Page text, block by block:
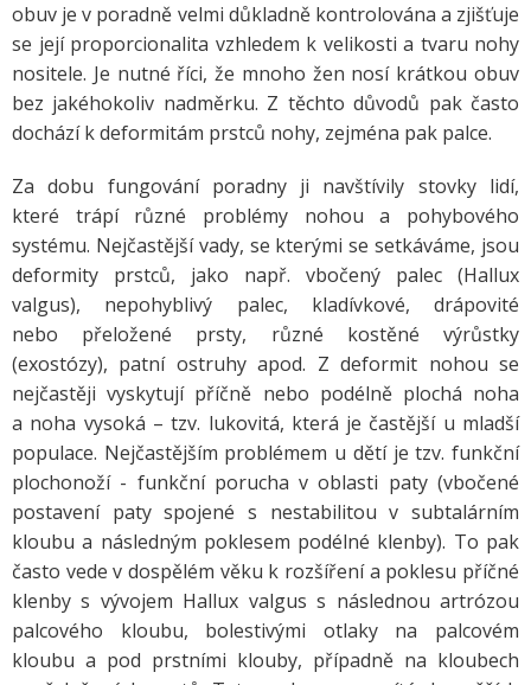
obuv je v poradně velmi důkladně kontrolována a zjišťuje
se její proporcionalita vzhledem k velikosti a tvaru nohy
nositele. Je nutné říci, že mnoho žen nosí krátkou obuv
bez jakéhokoliv nadměrku. Z těchto důvodů pak často
dochází k deformitám prstců nohy, zejména pak palce.
Za dobu fungování poradny ji navštívily stovky lidí,
které trápí různé problémy nohou a pohybového
systému. Nejčastější vady, se kterými se setkáváme, jsou
deformity prstců, jako např. vbočený palec (Hallux
valgus), nepohyblivý palec, kladívkové, drápovité
nebo přeložené prsty, různé kostěné výrůstky
(exostózy), patní ostruhy apod. Z deformit nohou se
nejčastěji vyskytují příčně nebo podélně plochá noha
a noha vysoká – tzv. lukovitá, která je častější u mladší
populace. Nejčastějším problémem u dětí je tzv. funkční
plochonoží - funkční porucha v oblasti paty (vbočené
postavení paty spojené s nestabilitou v subtalárním
kloubu a následným poklesem podélné klenby). To pak
často vede v dospělém věku k rozšíření a poklesu příčné
klenby s vývojem Hallux valgus s následnou artrózou
palcového kloubu, bolestivými otlaky na palcovém
kloubu a pod prstními klouby, případně na kloubech